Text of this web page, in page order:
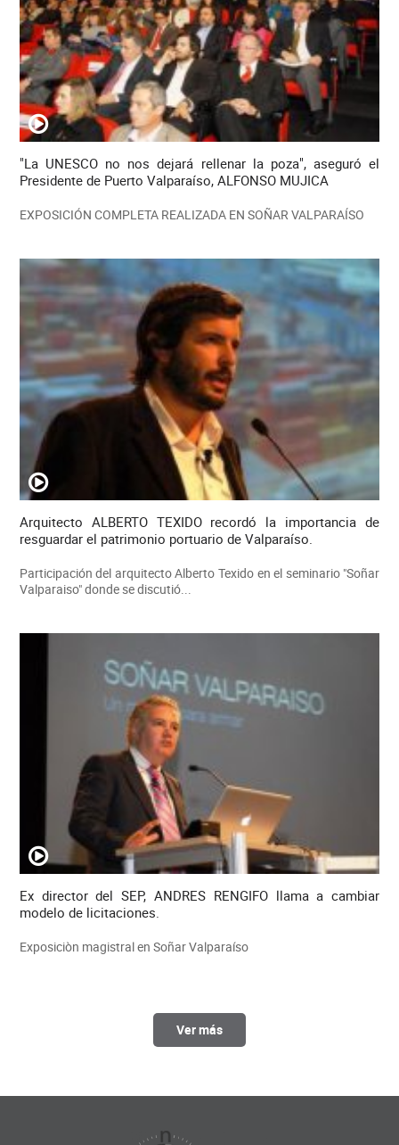
"La UNESCO no nos dejará rellenar la poza", aseguró el
Presidente de Puerto Valparaíso, ALFONSO MUJICA
EXPOSICIÓN COMPLETA REALIZADA EN SOÑAR VALPARAÍSO
Arquitecto ALBERTO TEXIDO recordó la importancia de
resguardar el patrimonio portuario de Valparaíso.
Participación del arquitecto Alberto Texido en el seminario "Soñar
Valparaiso" donde se discutió...
Ex director del SEP, ANDRES RENGIFO llama a cambiar
modelo de licitaciones.
Exposiciòn magistral en Soñar Valparaíso
Ver más